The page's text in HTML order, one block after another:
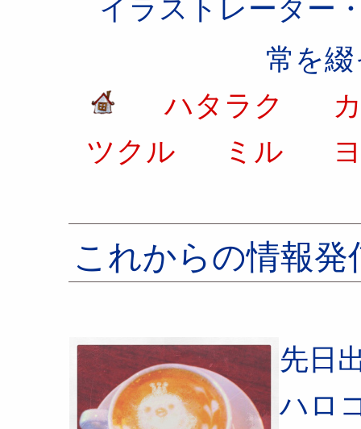
イラストレーター
常を
ハタラク
ツクル
ミル
これからの情報発
先日
ハロ